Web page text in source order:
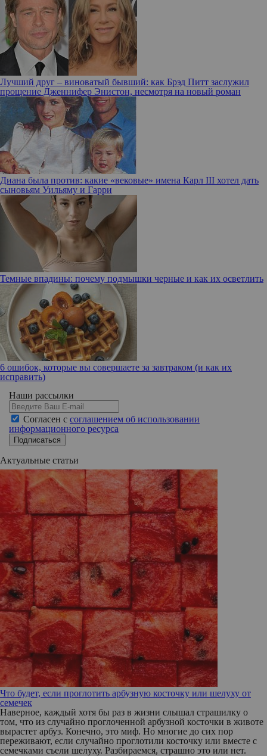
Лучший друг – виноватый бывший: как Брэд Питт заслужил
прощение Дженнифер Энистон, несмотря на новый роман
Диана была против: какие «вековые» имена Карл III хотел дать
сыновьям Уильяму и Гарри
Темные впадины: почему подмышки черные и как их осветлить
6 ошибок, которые вы совершаете за завтраком (и как их
исправить)
Наши рассылки
Согласен с соглашением об использовании
информационного ресурса
Подписаться
Актуальные статьи
Что будет, если проглотить арбузную косточку или шелуху от
семечек
Наверное, каждый хотя бы раз в жизни слышал страшилку о
том, что из случайно проглоченной арбузной косточки в животе
вырастет арбуз. Конечно, это миф. Но многие до сих пор
переживают, если случайно проглотили косточку или вместе с
семечками съели шелуху. Разбираемся, страшно это или нет.